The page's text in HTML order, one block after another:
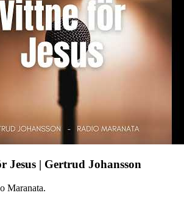
Jesus | Gertrud Johansson
Maranata.